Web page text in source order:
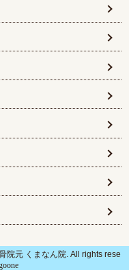
院元 くまなん院. All rights rese